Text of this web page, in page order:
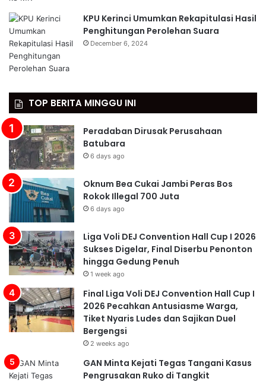
KPU Kerinci Umumkan Rekapitulasi Hasil
Penghitungan Perolehan Suara
December 6, 2024
TOP BERITA MINGGU INI
Peradaban Dirusak Perusahaan
Batubara
6 days ago
Oknum Bea Cukai Jambi Peras Bos
Rokok Illegal 700 Juta
6 days ago
Liga Voli DEJ Convention Hall Cup I 2026
Sukses Digelar, Final Diserbu Penonton
hingga Gedung Penuh
1 week ago
Final Liga Voli DEJ Convention Hall Cup I
2026 Pecahkan Antusiasme Warga,
Tiket Nyaris Ludes dan Sajikan Duel
Bergengsi
2 weeks ago
GAN Minta Kejati Tegas Tangani Kasus
Pengrusakan Ruko di Tangkit